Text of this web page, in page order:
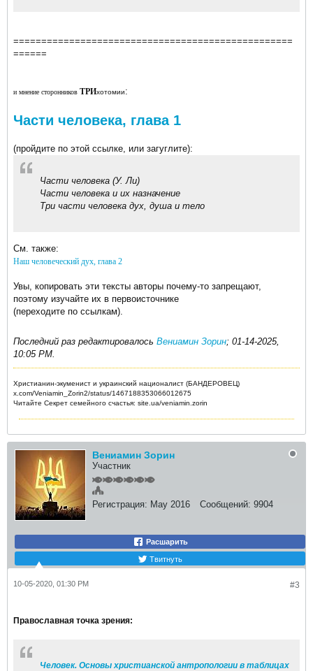
==================================================
======
и мнение сторонников ТРИхотомии:
Части человека, глава 1
(пройдите по этой ссылке, или загуглите):
Части человека (У. Ли)
Части человека и их назначение
Три части человека дух, душа и тело
См. также:
Наш человеческий дух, глава 2
Увы, копировать эти тексты авторы почему-то запрещают,
поэтому изучайте их в первоисточнике
(переходите по ссылкам).
Последний раз редактировалось Вениамин Зорин; 01-14-2025,
10:05 PM.
Христианин-экуменист и украинский националист (БАНДЕРОВЕЦ)
x.com/Veniamin_Zorin2/status/1467188353066012675
Читайте Секрет семейного счастья: site.ua/veniamin.zorin
Вениамин Зорин
Участник
Регистрация: May 2016 Сообщений: 9904
Расшарить
Твитнуть
#3
10-05-2020, 01:30 PM
Православная точка зрения:
Человек. Основы христианской антропологии в таблицах